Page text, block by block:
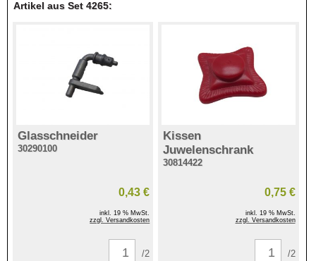
Artikel aus Set 4265:
Glasschneider
30290100
0,43 €
inkl. 19 % MwSt.
zzgl. Versandkosten
/2
Kissen
Juwelenschrank
30814422
0,75 €
inkl. 19 % MwSt.
zzgl. Versandkosten
/2